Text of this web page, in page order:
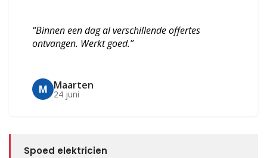
“Binnen een dag al verschillende offertes
ontvangen. Werkt goed.”
M Maarten
24 juni
Spoed elektricien